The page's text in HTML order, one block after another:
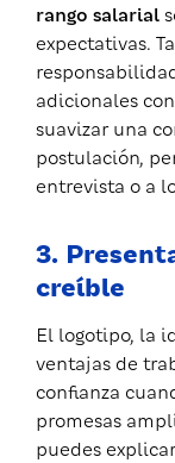
rango salarial
expectativas.
adicionales
suavizar una
postulación,
entrevista o a
3.
creíble
El logotipo, la
ventajas de
confianza
promesas
puedes